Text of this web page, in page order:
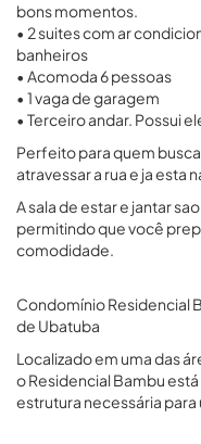
bons momentos.
• 2 suites com ar
banheiros
• Acomoda 6 pessoas
• 1 vaga de garagem
• Terceiro andar. Possui
Perfeito para quem
atravessar a rua e ja esta
A sala de estar e jantar
permitindo que você
comodidade.
Condomínio Residencial
de Ubatuba
Localizado em uma das
o Residencial Bambu
estrutura necessária